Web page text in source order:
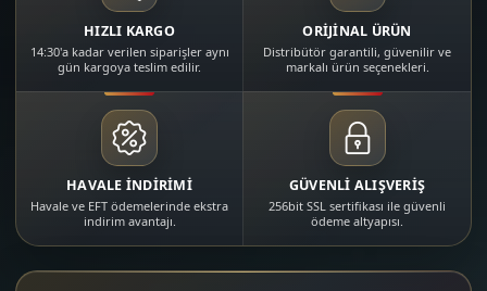
HIZLI KARGO
14:30'a kadar verilen siparişler aynı
gün kargoya teslim edilir.
ORİJİNAL ÜRÜN
Distribütör garantili, güvenilir ve
markalı ürün seçenekleri.
HAVALE İNDİRİMİ
Havale ve EFT ödemelerinde ekstra
indirim avantajı.
GÜVENLİ ALIŞVERİŞ
256bit SSL sertifikası ile güvenli
ödeme altyapısı.